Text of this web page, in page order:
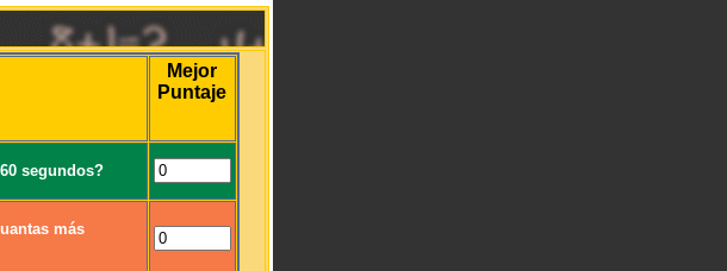
Mejor
Puntaje
segundos?
más